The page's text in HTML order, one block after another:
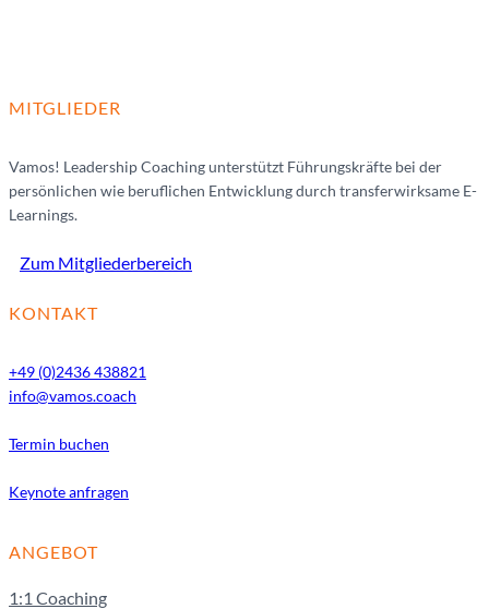
MITGLIEDER
Vamos! Leadership Coaching unterstützt Führungskräfte bei der
persönlichen wie beruflichen Entwicklung durch transferwirksame E-
Learnings.
Zum Mitgliederbereich
KONTAKT
+49 (0)2436 438821
info@vamos.coach
Termin buchen
Keynote anfragen
ANGEBOT
1:1 Coaching